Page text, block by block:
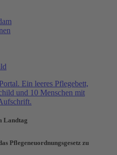
Landtag
Pflegeneuordnungsgesetz zu